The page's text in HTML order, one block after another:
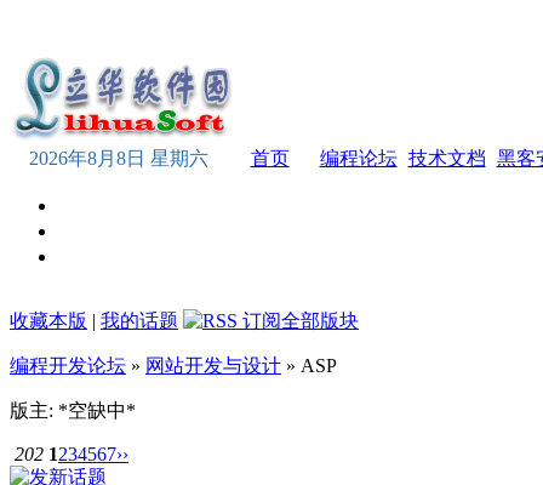
2026年8月8日 星期六 首页 编程论坛 技术文档 黑客
收藏本版 | 我的话题
编程开发论坛 » 网站开发与设计 » ASP
版主: *空缺中*
202 1234567››